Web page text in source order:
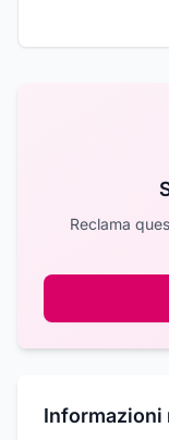
Reclama
Informazioni